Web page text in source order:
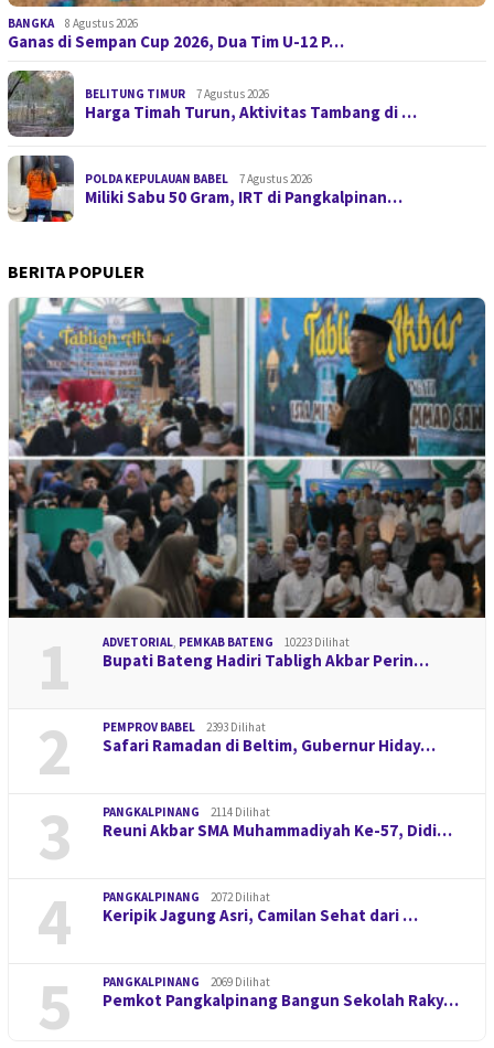
BANGKA 8 Agustus 2026
Ganas di Sempan Cup 2026, Dua Tim U-12 P…
BELITUNG TIMUR 7 Agustus 2026
Harga Timah Turun, Aktivitas Tambang di …
POLDA KEPULAUAN BABEL 7 Agustus 2026
Miliki Sabu 50 Gram, IRT di Pangkalpinan…
BERITA POPULER
1 ADVETORIAL PEMKAB BATENG 10223 Dilihat
Bupati Bateng Hadiri Tabligh Akbar Perin…
2 PEMPROV BABEL 2393 Dilihat
Safari Ramadan di Beltim, Gubernur Hiday…
3 PANGKALPINANG 2114 Dilihat
Reuni Akbar SMA Muhammadiyah Ke-57, Didi…
4 PANGKALPINANG 2072 Dilihat
Keripik Jagung Asri, Camilan Sehat dari …
5 PANGKALPINANG 2069 Dilihat
Pemkot Pangkalpinang Bangun Sekolah Raky…